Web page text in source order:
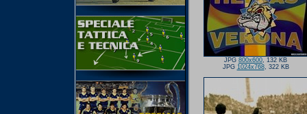
JPG 800x600, 132 KB
JPG 1024x768, 322 KB